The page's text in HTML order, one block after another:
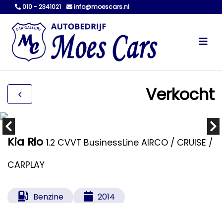
010 - 2341021 info@moescars.nl
Verkocht
Kia Rio 1.2 CVVT BusinessLine AIRCO / CRUISE /
CARPLAY
Benzine
2014